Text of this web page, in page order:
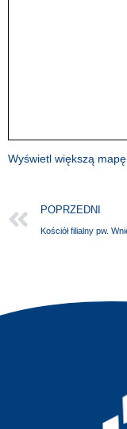
Wyświetl większą mapę
POPRZEDNI